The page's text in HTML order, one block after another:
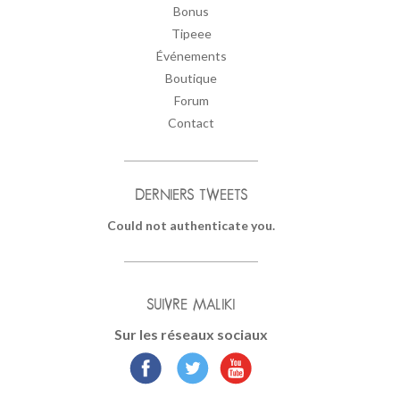
Bonus
Tipeee
Événements
Boutique
Forum
Contact
DERNIERS TWEETS
Could not authenticate you.
SUIVRE MALIKI
Sur les réseaux sociaux